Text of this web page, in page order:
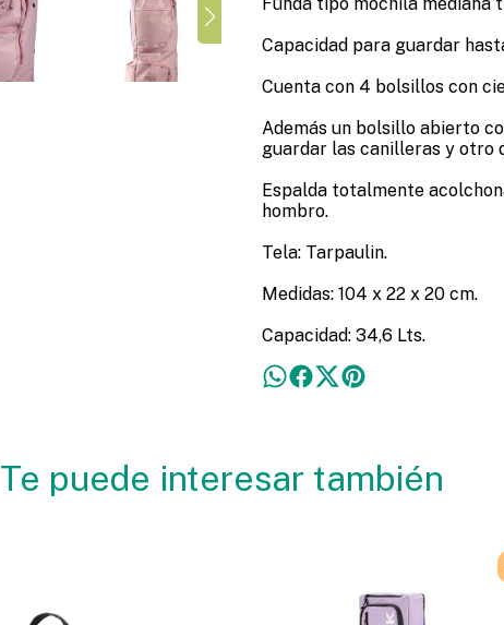
Capacidad para guardar
Cuenta con 4 bolsillos con
Además un bolsillo abierto
guardar las canilleras y otro
Espalda totalmente
hombro.
Tela: Tarpaulin.
Medidas: 104 x 22 x 20 cm.
Capacidad: 34,6 Lts.
Te puede interesar también